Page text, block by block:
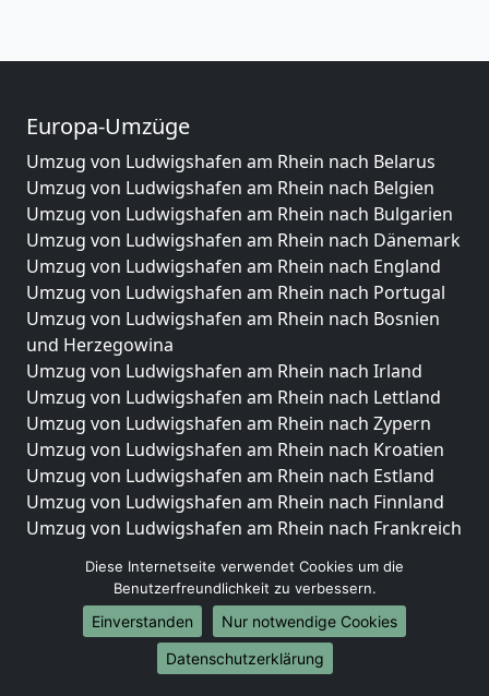
Europa-Umzüge
Umzug von Ludwigshafen am Rhein nach Belarus
Umzug von Ludwigshafen am Rhein nach Belgien
Umzug von Ludwigshafen am Rhein nach Bulgarien
Umzug von Ludwigshafen am Rhein nach Dänemark
Umzug von Ludwigshafen am Rhein nach England
Umzug von Ludwigshafen am Rhein nach Portugal
Umzug von Ludwigshafen am Rhein nach Bosnien
und Herzegowina
Umzug von Ludwigshafen am Rhein nach Irland
Umzug von Ludwigshafen am Rhein nach Lettland
Umzug von Ludwigshafen am Rhein nach Zypern
Umzug von Ludwigshafen am Rhein nach Kroatien
Umzug von Ludwigshafen am Rhein nach Estland
Umzug von Ludwigshafen am Rhein nach Finnland
Umzug von Ludwigshafen am Rhein nach Frankreich
Griechenland
Umzug von Ludwigshafen am Rhein nach Italien
Umzug von Ludwigshafen am Rhein nach
Diese Internetseite verwendet Cookies um die
Benutzerfreundlichkeit zu verbessern.
Einverstanden
Nur notwendige Cookies
Datenschutzerklärung